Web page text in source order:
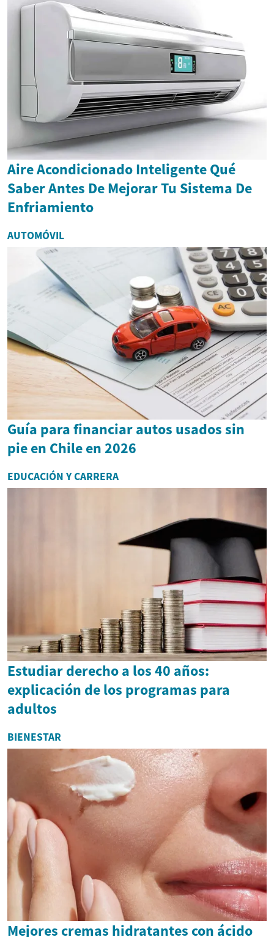
Aire Acondicionado Inteligente Qué
Saber Antes De Mejorar Tu Sistema De
Enfriamiento
AUTOMÓVIL
Guía para financiar autos usados sin
pie en Chile en 2026
EDUCACIÓN Y CARRERA
Estudiar derecho a los 40 años:
explicación de los programas para
adultos
BIENESTAR
Mejores cremas hidratantes con ácido